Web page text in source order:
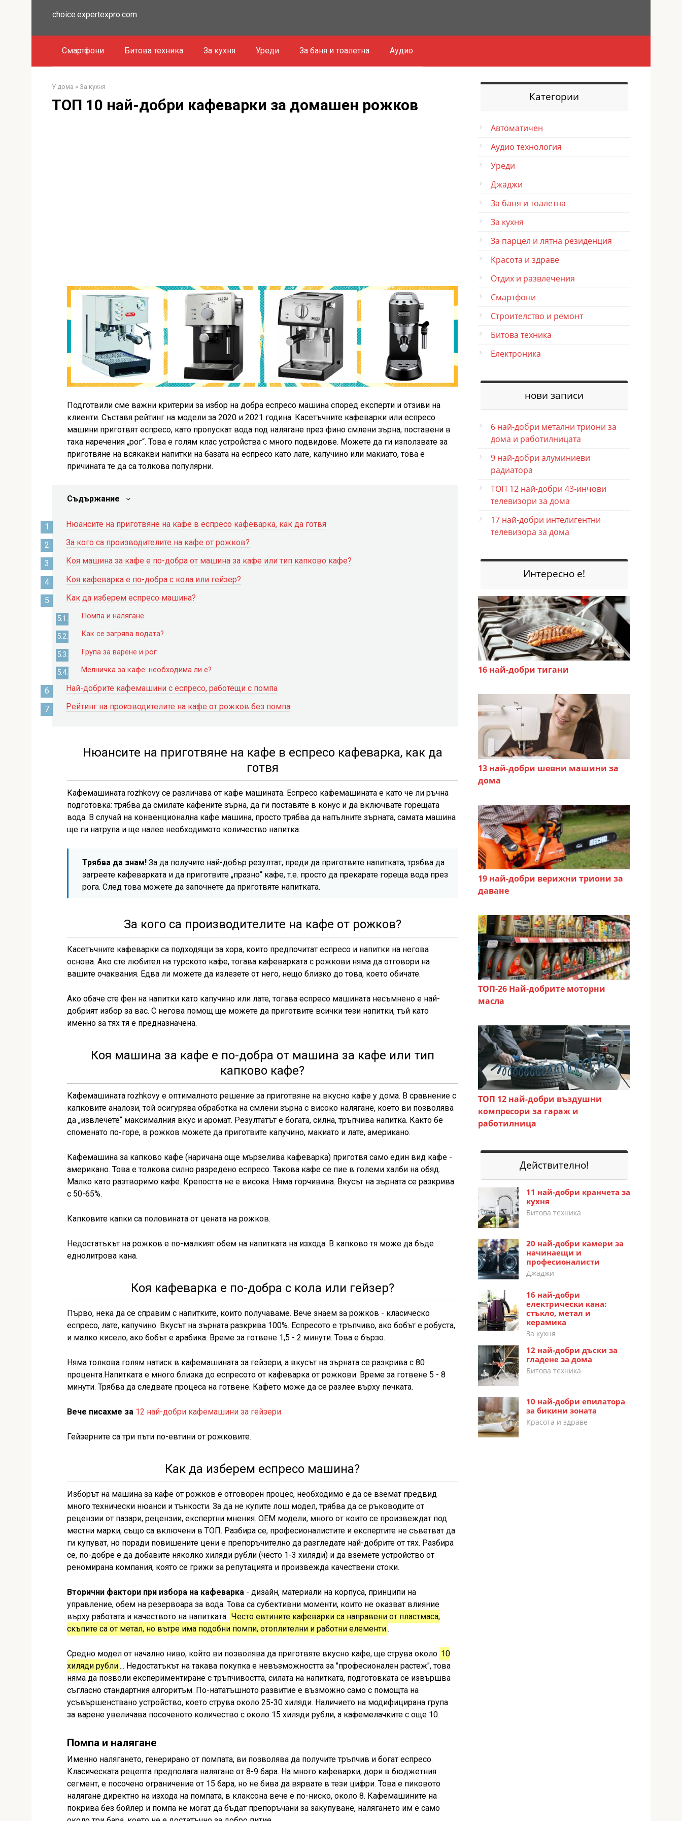
choice.expertexpro.com
Смартфони Битова техника За кухня Уреди За баня и тоалетна Аудио
У дома » За кухня
ТОП 10 най-добри кафеварки за домашен рожков
Подготвили сме важни критерии за избор на добра еспресо машина според експерти и отзиви на
клиенти. Съставя рейтинг на модели за 2020 и 2021 година. Касетъчните кафеварки или еспресо
машини приготвят еспресо, като пропускат вода под налягане през фино смлени зърна, поставени в
така наречения „рог“. Това е голям клас устройства с много подвидове. Можете да ги използвате за
приготвяне на всякакви напитки на базата на еспресо като лате, капучино или макиато, това е
причината те да са толкова популярни.
Съдържание
Нюансите на приготвяне на кафе в еспресо кафеварка, как да готвя
За кого са производителите на кафе от рожков?
Коя машина за кафе е по-добра от машина за кафе или тип капково кафе?
Коя кафеварка е по-добра с кола или гейзер?
Как да изберем еспресо машина?
Помпа и налягане
Как се загрява водата?
Група за варене и рог
Мелничка за кафе: необходима ли е?
Най-добрите кафемашини с еспресо, работещи с помпа
Рейтинг на производителите на кафе от рожков без помпа
Нюансите на приготвяне на кафе в еспресо кафеварка, как да
готвя
Кафемашината rozhkovy се различава от кафе машината. Еспресо кафемашината е като че ли ръчна
подготовка: трябва да смилате кафените зърна, да ги поставяте в конус и да включвате горещата
вода. В случай на конвенционална кафе машина, просто трябва да напълните зърната, самата машина
ще ги натрупа и ще налее необходимото количество напитка.
Трябва да знам! За да получите най-добър резултат, преди да приготвите напитката, трябва да
загреете кафеварката и да приготвите „празно“ кафе, т.е. просто да прекарате гореща вода през
рога. След това можете да започнете да приготвяте напитката.
За кого са производителите на кафе от рожков?
Касетъчните кафеварки са подходящи за хора, които предпочитат еспресо и напитки на негова
основа. Ако сте любител на турското кафе, тогава кафеварката с рожкови няма да отговори на
вашите очаквания. Едва ли можете да излезете от него, нещо близко до това, което обичате.
Ако обаче сте фен на напитки като капучино или лате, тогава еспресо машината несъмнено е най-
добрият избор за вас. С негова помощ ще можете да приготвите всички тези напитки, тъй като
именно за тях тя е предназначена.
Коя машина за кафе е по-добра от машина за кафе или тип
капково кафе?
Кафемашината rozhkovy е оптималното решение за приготвяне на вкусно кафе у дома. В сравнение с
капковите аналози, той осигурява обработка на смлени зърна с високо налягане, което ви позволява
да „извлечете“ максималния вкус и аромат. Резултатът е богата, силна, тръпчива напитка. Както бе
споменато по-горе, в рожков можете да приготвите капучино, макиато и лате, американо.
Кафемашина за капково кафе (наричана още мързелива кафеварка) приготвя само един вид кафе -
американо. Това е толкова силно разредено еспресо. Такова кафе се пие в големи халби на обяд.
Малко като разтворимо кафе. Крепостта не е висока. Няма горчивина. Вкусът на зърната се разкрива
с 50-65%.
Капковите капки са половината от цената на рожков.
Недостатъкът на рожков е по-малкият обем на напитката на изхода. В капково тя може да бъде
еднолитрова кана.
Коя кафеварка е по-добра с кола или гейзер?
Първо, нека да се справим с напитките, които получаваме. Вече знаем за рожков - класическо
еспресо, лате, капучино. Вкусът на зърната разкрива 100%. Еспресото е тръпчиво, ако бобът е робуста,
и малко кисело, ако бобът е арабика. Време за готвене 1,5 - 2 минути. Това е бързо.
Няма толкова голям натиск в кафемашината за гейзери, а вкусът на зърната се разкрива с 80
процента.Напитката е много близка до еспресото от кафеварка от рожкови. Време за готвене 5 - 8
минути. Трябва да следвате процеса на готвене. Кафето може да се разлее върху печката.
Вече писахме за 12 най-добри кафемашини за гейзери
Гейзерните са три пъти по-евтини от рожковите.
Как да изберем еспресо машина?
Изборът на машина за кафе от рожков е отговорен процес, необходимо е да се вземат предвид
много технически нюанси и тънкости. За да не купите лош модел, трябва да се ръководите от
рецензии от пазари, рецензии, експертни мнения. OEM модели, много от които се произвеждат под
местни марки, също са включени в ТОП. Разбира се, професионалистите и експертите не съветват да
ги купуват, но поради повишените цени е препоръчително да разгледате най-добрите от тях. Разбира
се, по-добре е да добавите няколко хиляди рубли (често 1-3 хиляди) и да вземете устройство от
реномирана компания, която се грижи за репутацията и произвежда качествени стоки.
Вторични фактори при избора на кафеварка - дизайн, материали на корпуса, принципи на
управление, обем на резервоара за вода. Това са субективни моменти, които не оказват влияние
върху работата и качеството на напитката. Често евтините кафеварки са направени от пластмаса,
скъпите са от метал, но вътре има подобни помпи, отоплителни и работни елементи.
Средно модел от начално ниво, който ви позволява да приготвяте вкусно кафе, ще струва около 10
хиляди рубли... Недостатъкът на такава покупка е невъзможността за "професионален растеж", това
няма да позволи експериментиране с тръпчивостта, силата на напитката, подготовката се извършва
съгласно стандартния алгоритъм. По-нататъшното развитие е възможно само с помощта на
усъвършенствано устройство, което струва около 25-30 хиляди. Наличието на модифицирана група
за варене увеличава посоченото количество с около 15 хиляди рубли, а кафемелачките с още 10.
Помпа и налягане
Именно налягането, генерирано от помпата, ви позволява да получите тръпчив и богат еспресо.
Класическата рецепта предполага налягане от 8-9 бара. На много кафеварки, дори в бюджетния
сегмент, е посочено ограничение от 15 бара, но не бива да вярвате в тези цифри. Това е пиковото
налягане директно на изхода на помпата, в клаксона вече е по-ниско, около 8. Кафемашините на
покрива без бойлер и помпа не могат да бъдат препоръчани за закупуване, налягането им е само
Категории
Автоматичен
Аудио технология
Уреди
Джаджи
За баня и тоалетна
За кухня
За парцел и лятна резиденция
Красота и здраве
Отдих и развлечения
Смартфони
Строителство и ремонт
Битова техника
Електроника
нови записи
6 най-добри метални триони за
дома и работилницата
9 най-добри алуминиеви
радиатора
ТОП 12 най-добри 43-инчови
телевизори за дома
17 най-добри интелигентни
телевизора за дома
Интересно е!
16 най-добри тигани
13 най-добри шевни машини за
дома
19 най-добри верижни триони за
даване
ТОП-26 Най-добрите моторни
масла
ТОП 12 най-добри въздушни
компресори за гараж и
работилница
Действително!
11 най-добри кранчета за
кухня
Битова техника
20 най-добри камери за
начинаещи и
професионалисти
Джаджи
16 най-добри
електрически кана:
стъкло, метал и
керамика
За кухня
12 най-добри дъски за
гладене за дома
Битова техника
10 най-добри епилатора
за бикини зоната
Красота и здраве